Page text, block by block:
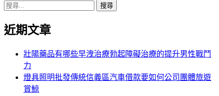
搜
關
近期文章
壯陽藥品有哪些早洩治療勃起障礙治療的提升男性戰鬥
力
燈具照明批發傳統信義區汽車借款要如何公司團體旅遊
賞鯨